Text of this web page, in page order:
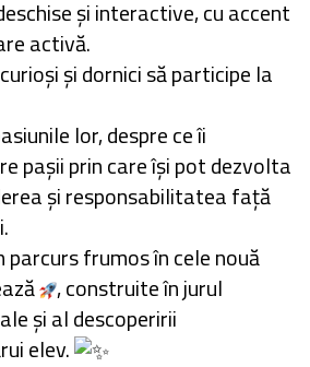
și interactive, cu accent
activă.
și dornici să participe la
lor, despre ce îi
pașii prin care își pot dezvolta
și responsabilitatea față
frumos în cele nouă
, construite în jurul
și al descoperirii
elev.